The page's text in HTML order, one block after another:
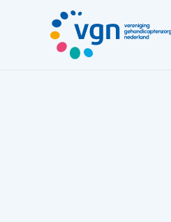
hoofdinhoud